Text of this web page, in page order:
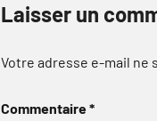
Laisser un
Votre adresse e-mail ne
Commentaire*